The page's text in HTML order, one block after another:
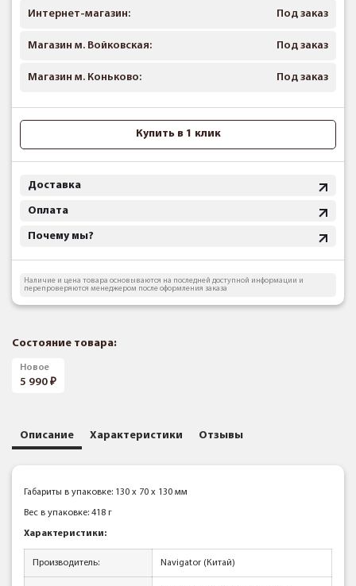
Интернет-магазин: Под заказ
Магазин м. Войковская: Под заказ
Магазин м. Коньково: Под заказ
Купить в 1 клик
Доставка
Оплата
Почему мы?
Наличие и цена товара основываются на последней доступной информации и
перепроверяются менеджером после оформления заказа
Состояние товара:
Новое
5 990
Описание Характеристики Отзывы
Габариты в упаковке: 130 x 70 x 130 мм
Вес в упаковке: 418 г
Характеристики:
Производитель: Navigator (Китай)